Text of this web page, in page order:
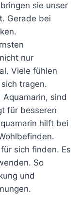
sie unser
Gerade bei
nur
Viele fühlen
tragen.
sind
für besseren
hilft bei
sich finden. Es
So
und